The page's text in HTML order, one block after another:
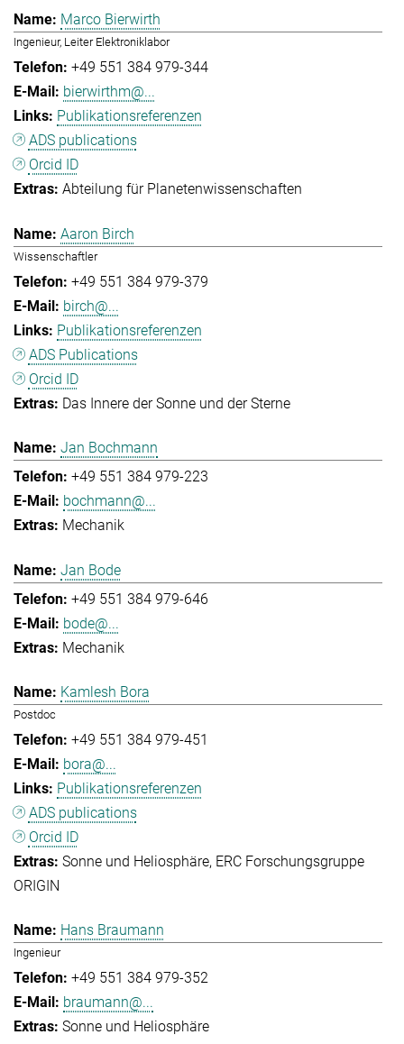
Marco Bierwirth
Ingenieur, Leiter Elektroniklabor
+49 551 384 979-344
bierwirthm@...
Publikationsreferenzen
ADS publications
Orcid ID
Abteilung für Planetenwissenschaften
Aaron Birch
Wissenschaftler
+49 551 384 979-379
birch@...
Publikationsreferenzen
ADS Publications
Orcid ID
Das Innere der Sonne und der Sterne
Jan Bochmann
+49 551 384 979-223
bochmann@...
Mechanik
Jan Bode
+49 551 384 979-646
bode@...
Mechanik
Kamlesh Bora
Postdoc
+49 551 384 979-451
bora@...
Publikationsreferenzen
ADS publications
Orcid ID
Sonne und Heliosphäre ERC Forschungsgruppe
ORIGIN
Hans Braumann
Ingenieur
+49 551 384 979-352
braumann@...
Sonne und Heliosphäre